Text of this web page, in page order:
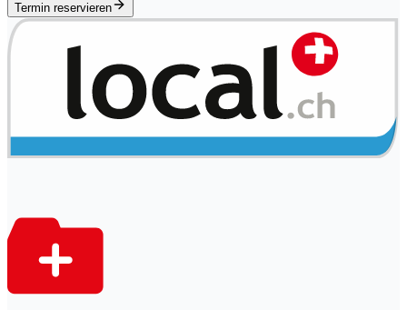
Termin reservieren